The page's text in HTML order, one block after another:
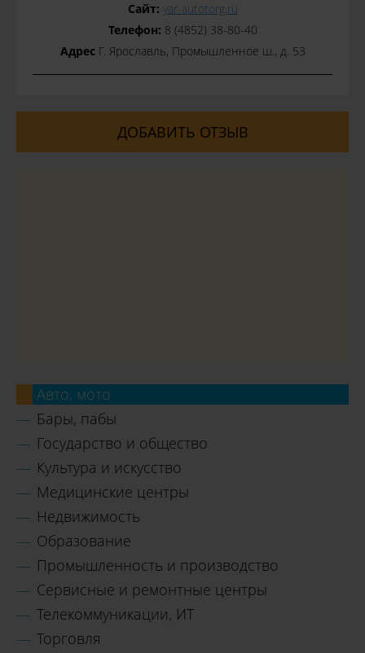
Сайт: yar-autotorg.ru
Телефон: 8 (4852) 38-80-40
АдресГ. Ярославль, Промышленное ш., д. 53
ДОБАВИТЬ ОТЗЫВ
Авто, мото
Бары, пабы
Государство и общество
Культура и искусство
Медицинские центры
Недвижимость
Образование
Промышленность и производство
Сервисные и ремонтные центры
Телекоммуникации, ИТ
Торговля